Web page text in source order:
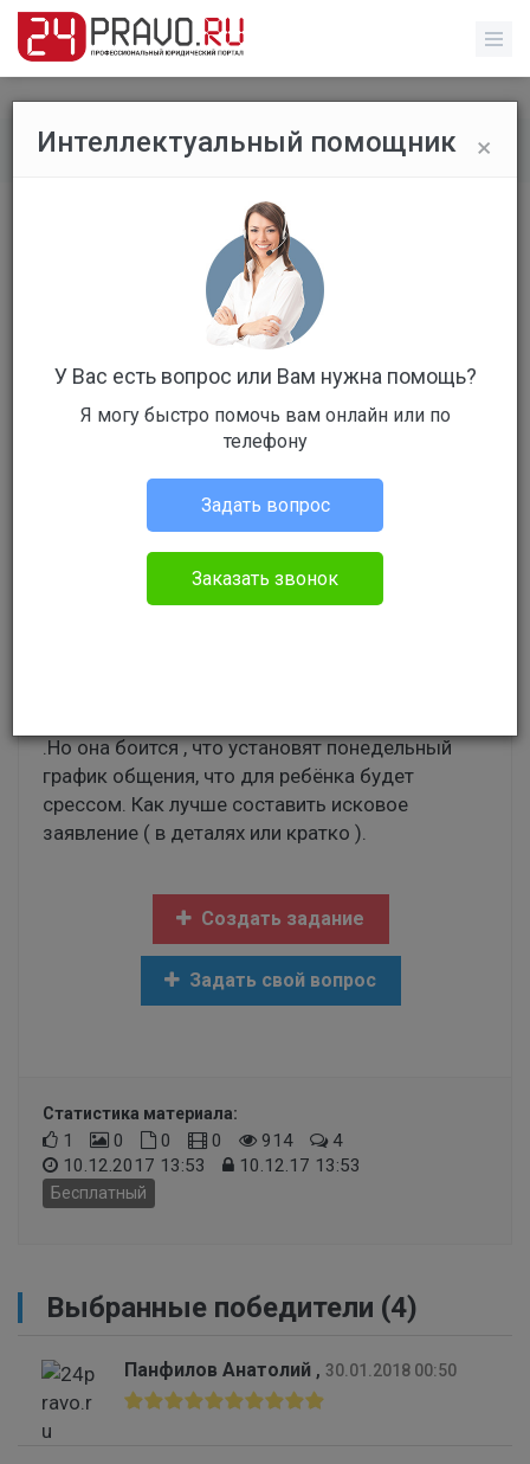
Все вопросы / Гражданское право
Вопрос уже решен
Ирина Алексеевна
Дочь хочет развестись с мужем из-за
.Но она боится , что установят понедельный
график общения, что для ребёнка будет
срессом. Как лучше составить исковое
заявление ( в деталях или кратко ).
Создать задание
Задать свой вопрос
Статистика материала:
1 0 0 0 914
4
10.12.2017 13:53
10.12.17 13:53
Бесплатный
Выбранные победители (4)
Панфилов Анатолий , 30.01.2018 00:50
×
Интеллектуальный помощник
У Вас есть вопрос или Вам нужна помощь?
Я могу быстро помочь вам онлайн или по
телефону
Задать вопрос
Заказать звонок